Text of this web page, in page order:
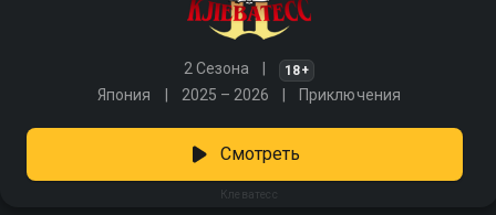
2 Сезона 18+
Япония 2025 – 2026 Приключения
Клеватесс
Смотреть